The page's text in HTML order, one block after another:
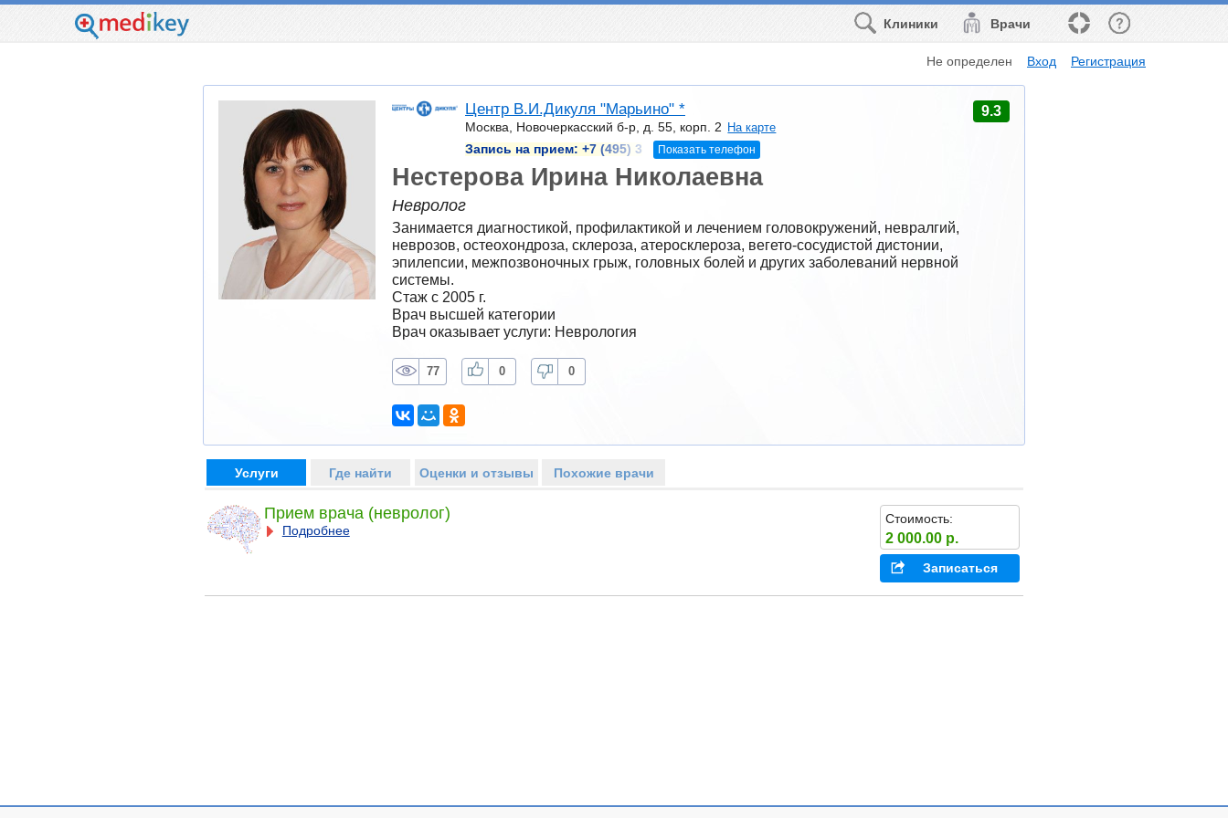
Врачи
Клиники
Не определен Вход Регистрация
Центр В.И.Дикуля "Марьино" *
Москва, Новочеркасский б-р, д. 55, корп. 2 На карте
Запись на прием: +7 (495) 3 Показать телефон
9.3
Нестерова Ирина Николаевна
Невролог
Занимается диагностикой, профилактикой и лечением головокружений, невралгий,
неврозов, остеохондроза, склероза, атеросклероза, вегето-сосудистой дистонии,
эпилепсии, межпозвоночных грыж, головных болей и других заболеваний нервной
системы.
Стаж с 2005 г.
Врач высшей категории
Врач оказывает услуги: Неврология
77 0 0
Услуги Где найти Оценки и отзывы Похожие врачи
Прием врача (невролог)
Подробнее
Стоимость:
2 000.00 р.
Записаться